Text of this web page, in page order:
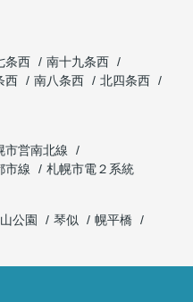
条西
南十九条西
西 南八条西
北四条西
市営南北線
市線
札幌市電２系統
公園 琴似
幌平橋